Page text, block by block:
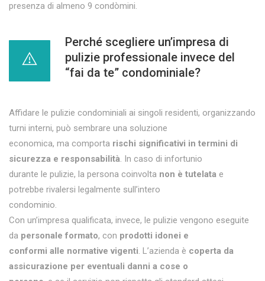
presenza di almeno 9 condòmini.
Perché scegliere un’impresa di
pulizie professionale invece del
“fai da te” condominiale?
Affidare le pulizie condominiali ai singoli residenti, organizzando
turni interni, può sembrare una soluzione
economica, ma comporta rischi significativi in termini di
sicurezza e responsabilità. In caso di infortunio
durante le pulizie, la persona coinvolta non è tutelata e
potrebbe rivalersi legalmente sull’intero
condominio.
Con un’impresa qualificata, invece, le pulizie vengono eseguite
da personale formato, con prodotti idonei e
conformi alle normative vigenti. L’azienda è coperta da
assicurazione per eventuali danni a cose o